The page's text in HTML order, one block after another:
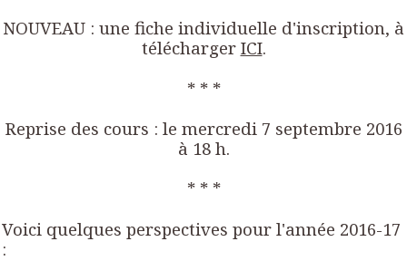
NOUVEAU : une fiche individuelle d'inscription, à
télécharger ICI.
* * *
Reprise des cours : le mercredi 7 septembre 2016
à 18 h.
* * *
Voici quelques perspectives pour l'année 2016-17
: